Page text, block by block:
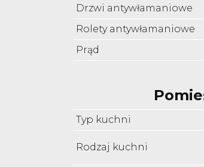
Drzwi antywłamaniowe
Rolety antywłamaniowe
Prąd
Typ kuchni
Rodzaj kuchni